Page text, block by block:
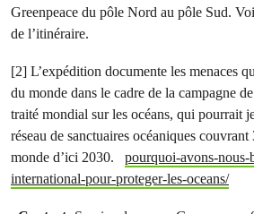
Greenpeace du pôle Nord au pôle Sud.
de l’itinéraire.
[2] L’expédition documente les menaces
du monde dans le cadre de la campagne
traité mondial sur les océans, qui pourrait
réseau de sanctuaires océaniques
monde d’ici 2030. pourquoi-avons-
international-pour-proteger-les-oceans/